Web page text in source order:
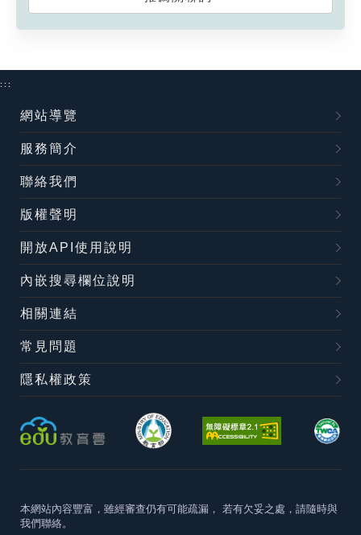
:::
網站導覽
服務簡介
聯絡我們
版權聲明
開放API使用說明
內嵌搜尋欄位說明
相關連結
常見問題
隱私權政策
本網站內容豐富，雖經審查仍有可能疏漏， 若有欠妥之處，請隨時與
我們聯絡。